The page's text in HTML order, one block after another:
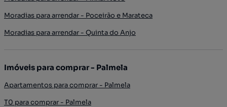
Moradias para arrendar - Poceirão e Marateca
Moradias para arrendar - Quinta do Anjo
Imóveis para comprar - Palmela
Apartamentos para comprar - Palmela
T0 para comprar - Palmela